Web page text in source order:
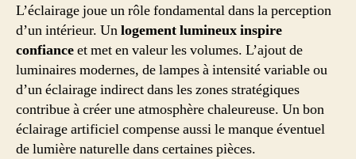
L’éclairage joue un rôle fondamental dans la perception
d’un intérieur. Unlogement lumineux inspire
confianceet met en valeur les volumes. L’ajout de
luminaires modernes, de lampes à intensité variable ou
d’un éclairage indirect dans les zones stratégiques
contribue à créer une atmosphère chaleureuse. Un bon
éclairage artificiel compense aussi le manque éventuel
de lumière naturelle dans certaines pièces.